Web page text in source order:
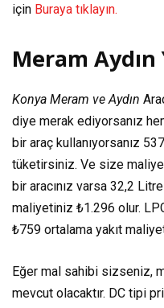
için Buraya tıklayın.
Meram Aydın
Konya Meram ve Aydın
diye merak ediyorsanız
bir araç kullanıyorsanız
tüketirsiniz. Ve size
bir aracınız varsa 32,2 Litre
maliyetiniz ₺1.296 olur.
₺759 ortalama yakıt
Eğer mal sahibi sizseniz,
mevcut olacaktır. DC tipi